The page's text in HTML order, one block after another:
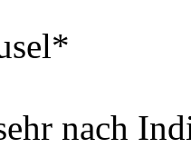
nach